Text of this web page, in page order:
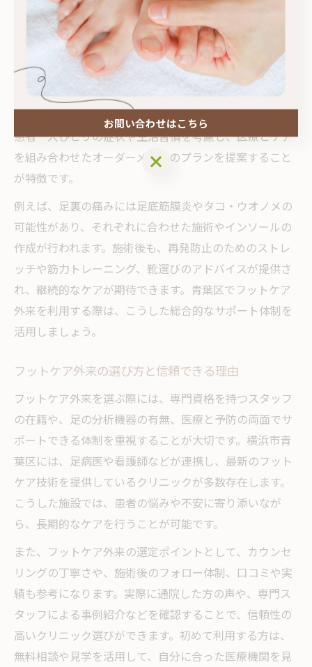
足の痛み解消を目指すフットケア外来の活用法
足の痛みは、単なる疲労や靴ずれだけでなく、アーチの
崩れや筋力低下、慢性的な疾患が背景にある場合も少な
くありません。フットケア外来では、まず足の構造や歩
行状態を詳しく分析し、痛みの根本原因を特定します。
患者一人ひとりの症状や生活習慣を考慮し、医療とケア
を組み合わせたオーダーメイドのプランを提案すること
が特徴です。
例えば、足裏の痛みには足底筋膜炎やタコ・ウオノメの
可能性があり、それぞれに合わせた施術やインソールの
作成が行われます。施術後も、再発防止のためのストレ
ッチや筋力トレーニング、靴選びのアドバイスが提供さ
れ、継続的なケアが期待できます。青葉区でフットケア
外来を利用する際は、こうした総合的なサポート体制を
活用しましょう。
フットケア外来の選び方と信頼できる理由
フットケア外来を選ぶ際には、専門資格を持つスタッフ
の在籍や、足の分析機器の有無、医療と予防の両面でサ
ポートできる体制を重視することが大切です。横浜市青
葉区には、足病医や看護師などが連携し、最新のフット
ケア技術を提供しているクリニックが多数存在します。
こうした施設では、患者の悩みや不安に寄り添いなが
ら、長期的なケアを行うことが可能です。
また、フットケア外来の選定ポイントとして、カウンセ
リングの丁寧さや、施術後のフォロー体制、口コミや実
績も参考になります。実際に通院した方の声や、専門ス
タッフによる事例紹介などを確認することで、信頼性の
高いクリニック選びができます。初めて利用する方は、
無料相談や見学を活用して、自分に合った医療機関を見
お問い合わせはこちら
お問い合わせはこちら